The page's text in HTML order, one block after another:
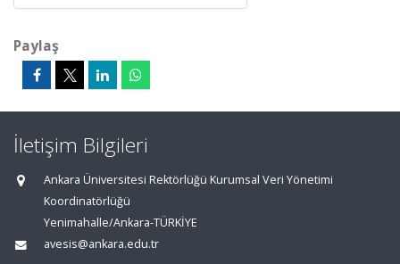
Paylaş
İletişim Bilgileri
Ankara Üniversitesi Rektörlüğü Kurumsal Veri Yönetimi
Koordinatörlüğü
Yenimahalle/Ankara-TÜRKİYE
avesis@ankara.edu.tr